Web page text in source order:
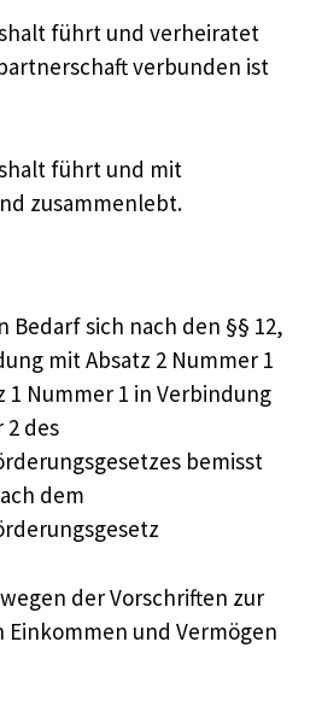
führt und verheiratet
verbunden ist
führt und mit
zusammenlebt.
Bedarf sich nach den §§ 12,
mit Absatz 2 Nummer 1
1 Nummer 1 in Verbindung
2 des
bemisst
dem
der Vorschriften zur
Einkommen und Vermögen